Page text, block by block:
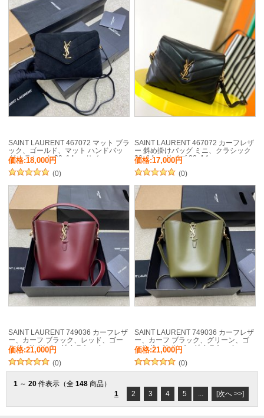
SAINT LAURENT 467072 マット ブラ
ック、ゴールド、マット ハンドバッ
グ クラシック 20x14cm サイ
ズ:20x14cm
価格:18,000円
(0)
SAINT LAURENT 467072 カーフレザ
ー 斜め掛けバッグ ミニ、クラシック
20x14cm サイズ:20x14cm
価格:17,000円
(0)
SAINT LAURENT 749036 カーフレザ
ー、カーフ ブラック、レッド、ゴー
ルド バケツバッグ クラシック
20x17x13cm サイズ:20x17x13cm
価格:21,000円
(0)
SAINT LAURENT 749036 カーフレザ
ー、カーフ ブラック、グリーン、ゴ
ールド バケツバッグ クラシック
20x17x13cm サイズ:20x17x13cm
価格:21,000円
(0)
1 ～ 20 件表示（全 148 商品）
1
2 3 4 5 ... [次へ >>]